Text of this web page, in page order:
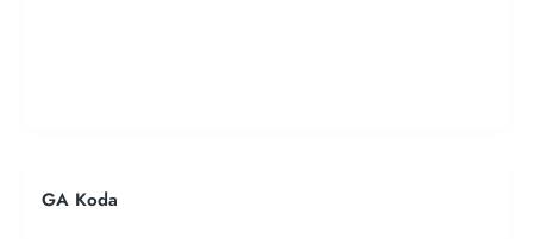
GA Koda